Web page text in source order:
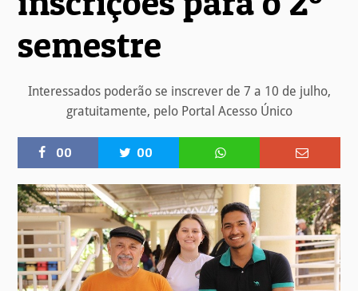
semestre
Interessados poderão se inscrever de 7 a 10 de julho,
gratuitamente, pelo Portal Acesso Único
00 00